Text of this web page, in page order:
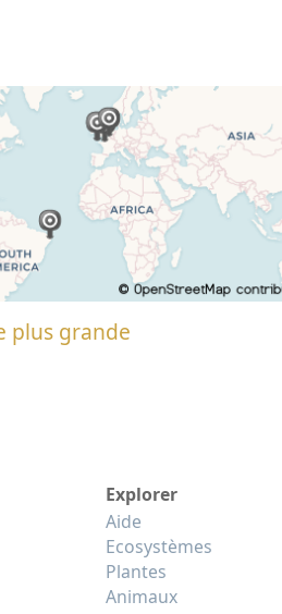
plus grande
Explorer
Aide
Ecosystèmes
Plantes
Animaux